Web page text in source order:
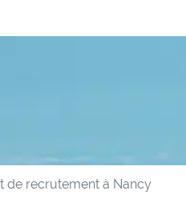
de recrutement à Nancy